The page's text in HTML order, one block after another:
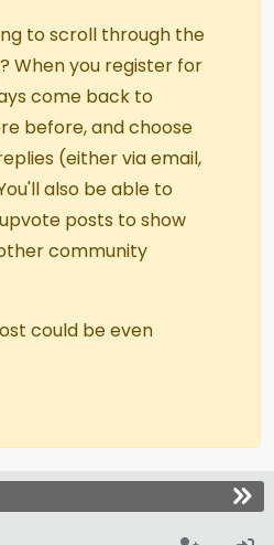
to scroll through the
When you register for
come back to
before, and choose
(either via email,
also be able to
posts to show
community
could be even